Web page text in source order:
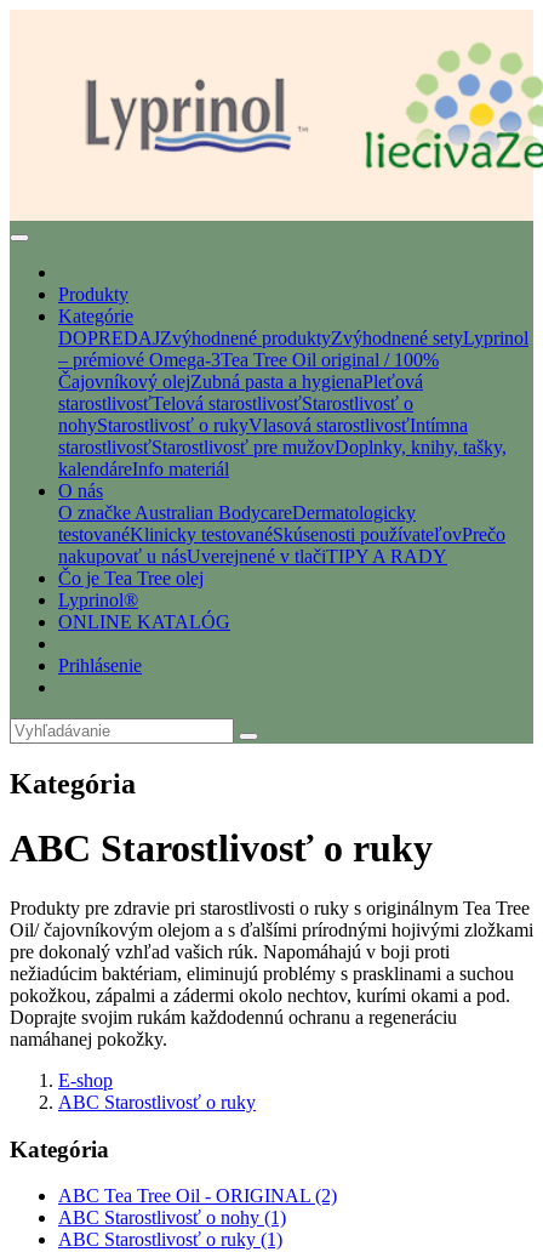
Produkty
Kategórie
DOPREDAJZvýhodnené produktyZvýhodnené setyLyprinol
– prémiové Omega-3Tea Tree Oil original / 100%
Čajovníkový olejZubná pasta a hygienaPleťová
starostlivosťTelová starostlivosťStarostlivosť o
nohyStarostlivosť o rukyVlasová starostlivosťIntímna
starostlivosťStarostlivosť pre mužovDoplnky, knihy, tašky,
kalendáreInfo materiál
O nás
O značke Australian BodycareDermatologicky
testovanéKlinicky testovanéSkúsenosti používateľovPrečo
nakupovať u násUverejnené v tlačiTIPY A RADY
Čo je Tea Tree olej
Lyprinol®
ONLINE KATALÓG
Prihlásenie
Kategória
ABC Starostlivosť o ruky
Produkty pre zdravie pri starostlivosti o ruky s originálnym Tea Tree
Oil/ čajovníkovým olejom a s ďalšími prírodnými hojivými zložkami
pre dokonalý vzhľad vašich rúk. Napomáhajú v boji proti
nežiadúcim baktériam, eliminujú problémy s prasklinami a suchou
pokožkou, zápalmi a zádermi okolo nechtov, kurími okami a pod.
Doprajte svojim rukám každodennú ochranu a regeneráciu
namáhanej pokožky.
E-shop
ABC Starostlivosť o ruky
Kategória
ABC Tea Tree Oil - ORIGINAL (2)
ABC Starostlivosť o nohy (1)
ABC Starostlivosť o ruky (1)